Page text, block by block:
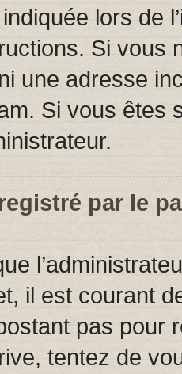
lors de
Si vous
une adresse
Si vous êtes
par le
il est courant
pas pour
tentez de